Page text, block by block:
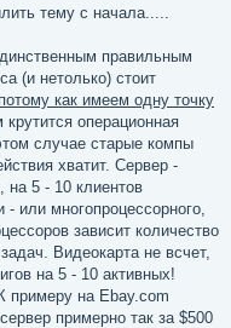
тему с начала.....
правильным
(и нетолько) стоит
потому как имеем одну точку
крутится операционная
случае старые компы
хватит. Сервер -
на 5 - 10 клиентов
- или многопроцессорного,
зависит количество
Видеокарта не всчет,
на 5 - 10 активных!
примеру на Ebay.com
примерно так за $500